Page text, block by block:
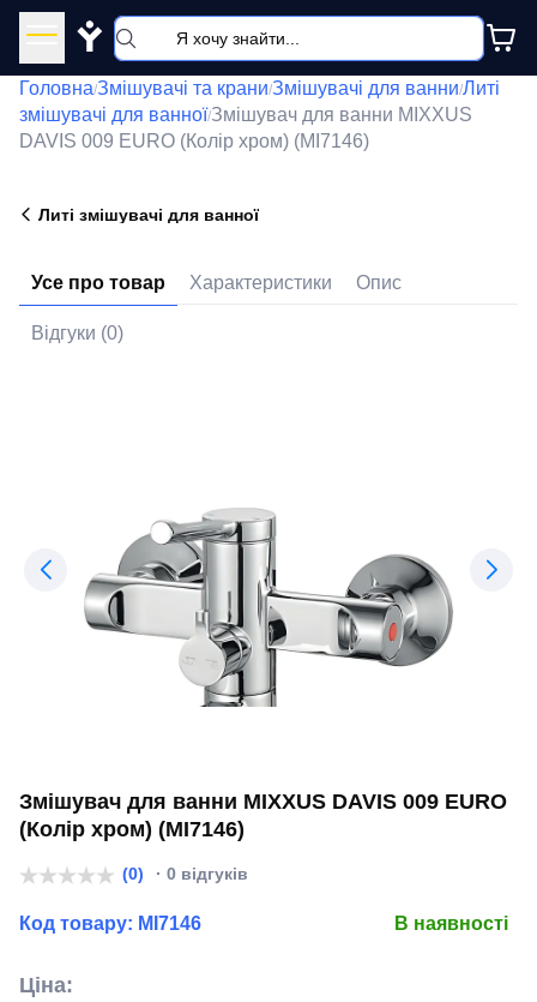
Y
Головна/Змішувачі та крани/Змішувачі для ванни/Литі
змішувачі для ванної/Змішувач для ванни MIXXUS
DAVIS 009 EURO (Колір хром) (MI7146)
Литі змішувачі для ванної
Усе про товар Характеристики Опис
Відгуки (0)
Змішувач для ванни MIXXUS DAVIS 009 EURO
(Колір хром) (MI7146)
(0) · 0 відгуків
Код товару: MI7146 В наявності
Ціна: